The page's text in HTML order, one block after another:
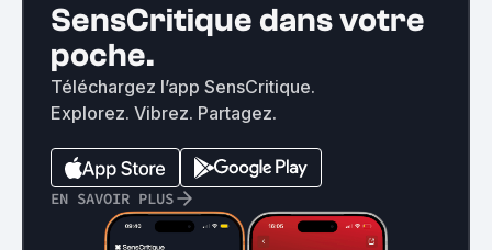
SensCritique dans votre
poche.
Téléchargez l’app SensCritique.
Explorez. Vibrez. Partagez.
EN SAVOIR PLUS